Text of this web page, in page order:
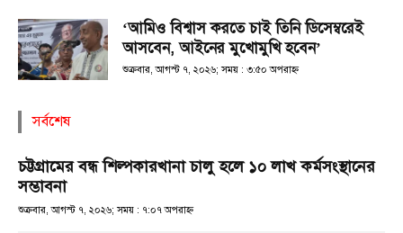
‘আমিও বিশ্বাস করতে চাই তিনি ডিসেম্বরেই
আসবেন, আইনের মুখোমুখি হবেন’
শুক্রবার, আগস্ট ৭, ২০২৬; সময় : ৩:৫০ অপরাহ্ণ
সর্বশেষ
চট্টগ্রামের বন্ধ শিল্পকারখানা চালু হলে ১০ লাখ কর্মসংস্থানের
সম্ভাবনা
শুক্রবার, আগস্ট ৭, ২০২৬; সময় : ৭:০৭ অপরাহ্ণ